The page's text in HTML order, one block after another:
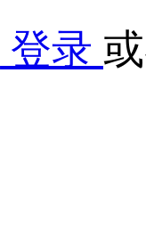
登录